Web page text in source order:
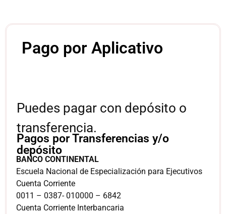
Pago por Aplicativo
Puedes pagar con depósito o
transferencia.
BANCO CONTINENTAL
Escuela Nacional de Especialización para Ejecutivos
Cuenta Corriente
0011 – 0387- 010000 – 6842
Cuenta Corriente Interbancaria
Pagos por Transferencias y/o
depósito